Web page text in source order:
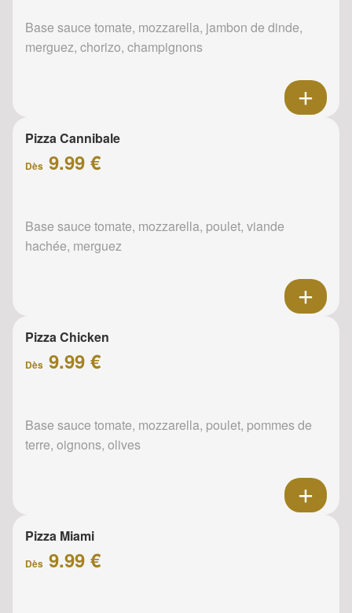
Base sauce tomate, mozzarella, jambon de dinde,
merguez, chorizo, champignons
Pizza Cannibale
Dès 9.99 €
Base sauce tomate, mozzarella, poulet, viande
hachée, merguez
Pizza Chicken
Dès 9.99 €
Base sauce tomate, mozzarella, poulet, pommes de
terre, oignons, olives
Pizza Miami
Dès 9.99 €